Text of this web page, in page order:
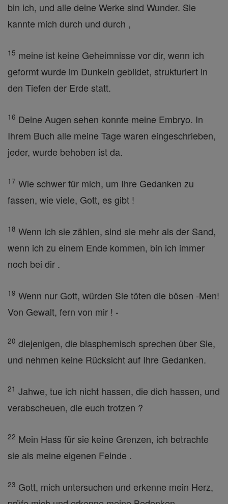
bin ich, und alle deine Werke sind Wunder. Sie
kannte mich durch und durch ,
15 meine ist keine Geheimnisse vor dir, wenn ich
geformt wurde im Dunkeln gebildet, strukturiert in
den Tiefen der Erde statt.
16 Deine Augen sehen konnte meine Embryo. In
Ihrem Buch alle meine Tage waren eingeschrieben,
jeder, wurde behoben ist da.
17 Wie schwer für mich, um Ihre Gedanken zu
fassen, wie viele, Gott, es gibt !
18 Wenn ich sie zählen, sind sie mehr als der Sand,
wenn ich zu einem Ende kommen, bin ich immer
noch bei dir .
19 Wenn nur Gott, würden Sie töten die bösen -Men!
Von Gewalt, fern von mir ! -
20 diejenigen, die blasphemisch sprechen über Sie,
und nehmen keine Rücksicht auf Ihre Gedanken.
21 Jahwe, tue ich nicht hassen, die dich hassen, und
verabscheuen, die euch trotzen ?
22 Mein Hass für sie keine Grenzen, ich betrachte
sie als meine eigenen Feinde .
23 Gott, mich untersuchen und erkenne mein Herz,